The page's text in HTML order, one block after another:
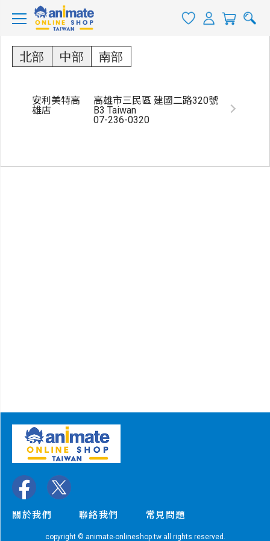
商店一覽
北部 中部 南部
安利美特高
雄店
高雄市三民區 建國二路320號
B3 Taiwan
07-236-0320
關於我們 聯絡我們 常見問題
copyright © animate-onlineshop.tw all rights reserved.